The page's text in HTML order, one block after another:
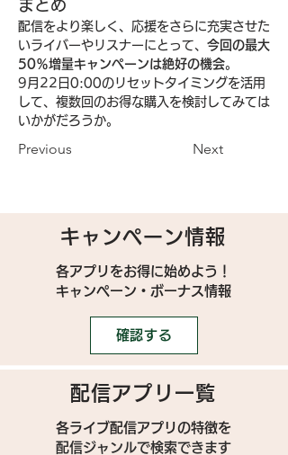
まとめ
配信をより楽しく、応援をさらに充実させた
いライバーやリスナーにとって、 今回の最大
50％増量キャンペーンは絶好の機会。
9月22日0:00のリセットタイミングを活用
して、複数回のお得な購入を検討してみては
いかがだろうか。
Previous Next
キャンペーン情報
各アプリをお得に始めよう！
キャンペーン・ボーナス情報
確認する
配信アプリ一覧
各ライブ配信アプリの特徴を
配信ジャンルで検索できます